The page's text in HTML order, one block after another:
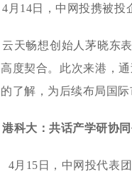
4 月 14日，中网投携被投
云天畅想创始人茅晓东表
高度契合。此次来港，
的了解，为后续布局国
港科大：共话产学研协
4月 15 日，中网投代表